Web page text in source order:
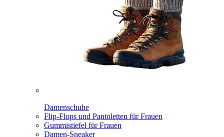
Damenschuhe
Flip-Flops und Pantoletten für Frauen
Gummistiefel für Frauen
Damen-Sneaker